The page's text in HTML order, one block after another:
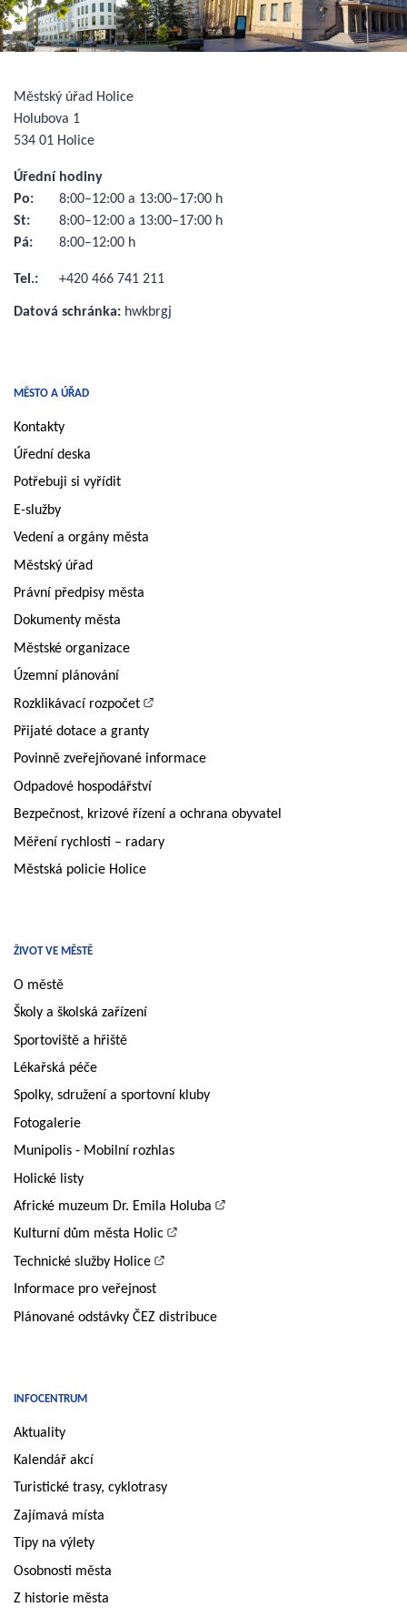
MĚSTO A ÚŘAD
Kontakty
Úřední deska
Potřebuji si vyřídit
E-služby
Vedení a orgány města
Městský úřad
Právní předpisy města
Dokumenty města
Městské organizace
Územní plánování
Rozklikávací rozpočet
Přijaté dotace a granty
Povinně zveřejňované informace
Odpadové hospodářství
Bezpečnost, krizové řízení a ochrana obyvatel
Měření rychlosti – radary
Městská policie Holice
ŽIVOT VE MĚSTĚ
O městě
Školy a školská zařízení
Sportoviště a hřiště
Lékařská péče
Spolky, sdružení a sportovní kluby
Fotogalerie
Munipolis - Mobilní rozhlas
Holické listy
Africké muzeum Dr. Emila Holuba
Kulturní dům města Holic
Technické služby Holice
Informace pro veřejnost
Plánované odstávky ČEZ distribuce
INFOCENTRUM
Aktuality
Kalendář akcí
Turistické trasy, cyklotrasy
Zajímavá místa
Tipy na výlety
Osobnosti města
Z historie města
Městský úřad Holice
Holubova 1
534 01 Holice
Úřední hodiny
Po:
8:00–12:00 a 13:00–17:00 h
St:
8:00–12:00 a 13:00–17:00 h
Pá:
8:00–12:00 h
Tel.: +420 466 741 211
Datová schránka: hwkbrgj